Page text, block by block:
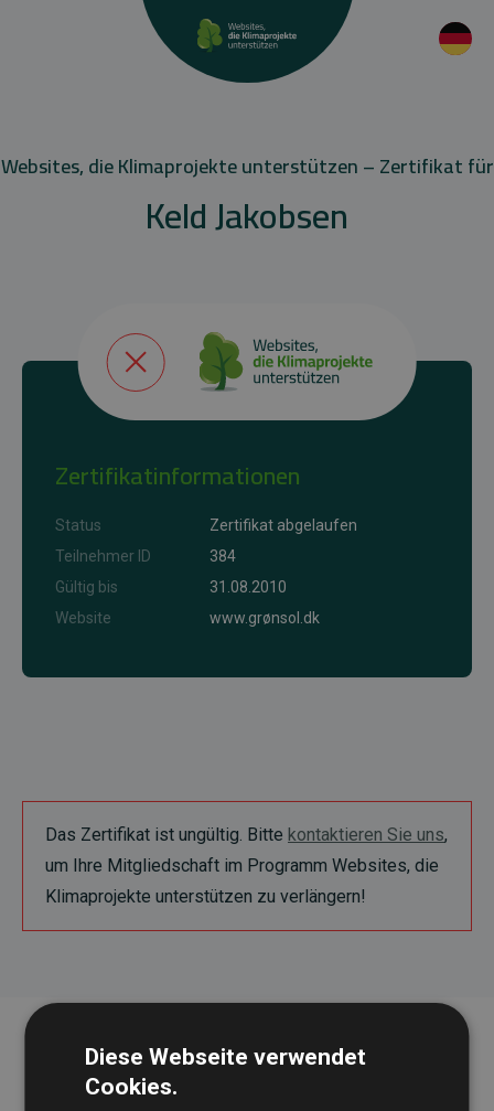
Websites, die Klimaprojekte unterstützen – Zertifikat für
Keld Jakobsen
Zertifikatinformationen
Status
Zertifikat abgelaufen
Teilnehmer ID
384
Gültig bis
31.08.2010
Website
www.grønsol.dk
Das Zertifikat ist ungültig. Bitte kontaktieren Sie uns,
um Ihre Mitgliedschaft im Programm Websites, die
Klimaprojekte unterstützen zu verlängern!
Diese Webseite verwendet
Cookies.